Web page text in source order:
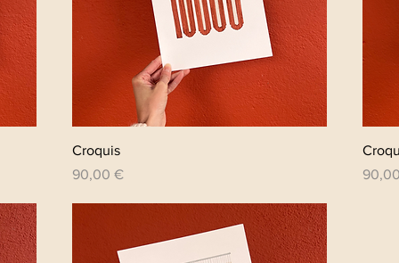
Croquis
Prix
90,00 €
Prix